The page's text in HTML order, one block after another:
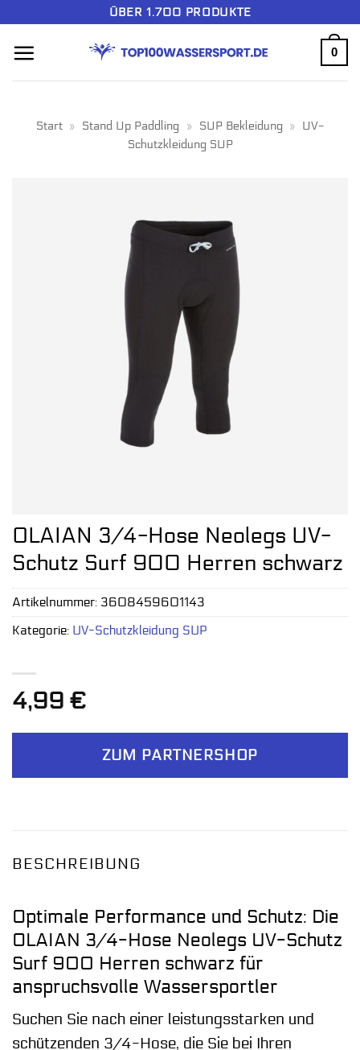
springen
ÜBER 1.700 PRODUKTE
0
Start » Stand Up Paddling » SUP Bekleidung » UV-
Schutzkleidung SUP
OLAIAN 3/4-Hose Neolegs UV-
Schutz Surf 900 Herren schwarz
4,99 €
ZUM PARTNERSHOP
Artikelnummer: 3608459601143
Kategorie: UV-Schutzkleidung SUP
BESCHREIBUNG
Optimale Performance und Schutz: Die
OLAIAN 3/4-Hose Neolegs UV-Schutz
Surf 900 Herren schwarz für
anspruchsvolle Wassersportler
Suchen Sie nach einer leistungsstarken und
schützenden 3/4-Hose, die Sie bei Ihren